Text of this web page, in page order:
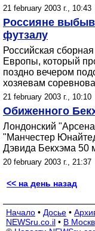
21 february 2003 г., 10:43
Россияне
футзалу
Российская
Европы, который
поздно вечером
хозяевам
21 february 2003 г., 10:10
Обиженного
Лондонский
"Манчестер
Дэвида Бекхэма 50
20 february 2003 г., 21:37
<< на день назад
Начало • Досье •
NEWSru.co.il • В